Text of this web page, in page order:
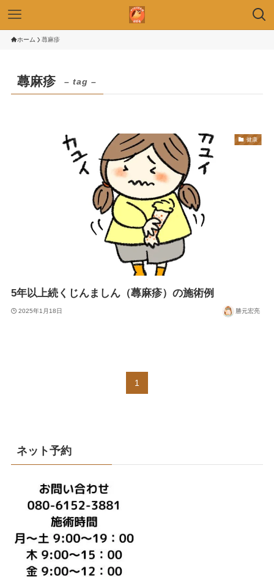
ホーム 蕁麻疹
蕁麻疹 – tag –
健康
5年以上続くじんましん（蕁麻疹）の施術例
2025年1月18日 勝元宏亮
1
ネット予約